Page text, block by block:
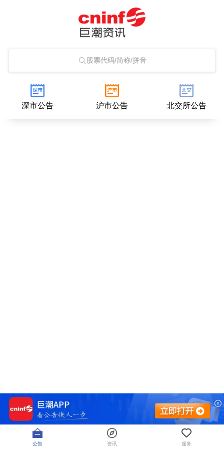
股票代码/简称/拼音
深市公告 沪市公告 北交所公告
公告 资讯 服务